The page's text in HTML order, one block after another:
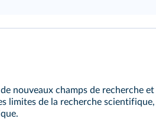
nouveaux champs de recherche
limites de la recherche